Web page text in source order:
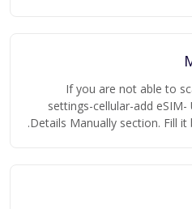
If you are not able to
settings-cellular-add eSIM-
Details Manually section. Fill